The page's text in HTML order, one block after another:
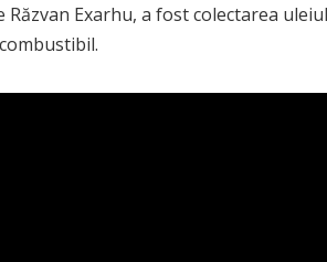
Exarhu, a fost colectarea